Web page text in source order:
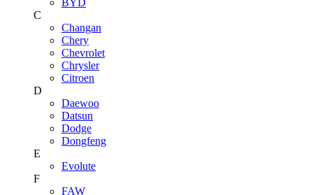
BYD
C
Changan
Chery
Chevrolet
Chrysler
Citroen
D
Daewoo
Datsun
Dodge
Dongfeng
E
Evolute
F
FAW